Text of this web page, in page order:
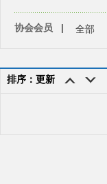
协会会员 | 全部
排序：更新